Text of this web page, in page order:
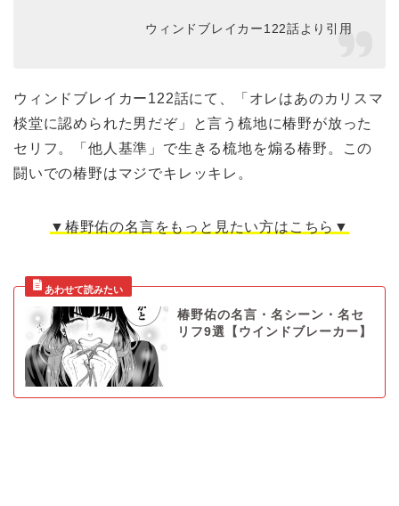
ウィンドブレイカー122話より引用
ウィンドブレイカー122話にて、「オレはあのカリスマ
棪堂に認められた男だぞ」と言う梳地に椿野が放った
セリフ。「他人基準」で生きる梳地を煽る椿野。この
闘いでの椿野はマジでキレッキレ。
▼椿野佑の名言をもっと見たい方はこちら▼
椿野佑の名言・名シーン・名セ
リフ9選【ウインドブレーカー】